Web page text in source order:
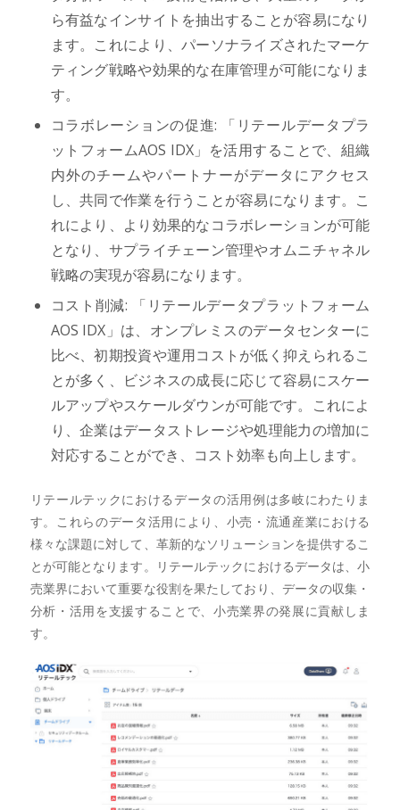
ら有益なインサイトを抽出することが容易になり
ます。これにより、パーソナライズされたマーケ
ティング戦略や効果的な在庫管理が可能になりま
す。
コラボレーションの促進: 「リテールデータプラ
ットフォームAOS IDX」を活用することで、組織
内外のチームやパートナーがデータにアクセス
し、共同で作業を行うことが容易になります。こ
れにより、より効果的なコラボレーションが可能
となり、サプライチェーン管理やオムニチャネル
戦略の実現が容易になります。
コスト削減: 「リテールデータプラットフォーム
AOS IDX」は、オンプレミスのデータセンターに
比べ、初期投資や運用コストが低く抑えられるこ
とが多く、ビジネスの成長に応じて容易にスケー
ルアップやスケールダウンが可能です。これによ
り、企業はデータストレージや処理能力の増加に
対応することができ、コスト効率も向上します。
リテールテックにおけるデータの活用例は多岐にわたりま
す。これらのデータ活用により、小売・流通産業における
様々な課題に対して、革新的なソリューションを提供するこ
とが可能となります。リテールテックにおけるデータは、小
売業界において重要な役割を果たしており、データの収集・
分析・活用を支援することで、小売業界の発展に貢献しま
す。